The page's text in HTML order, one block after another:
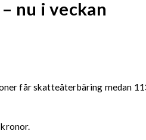
nu i veckan
får skatteåterbäring medan